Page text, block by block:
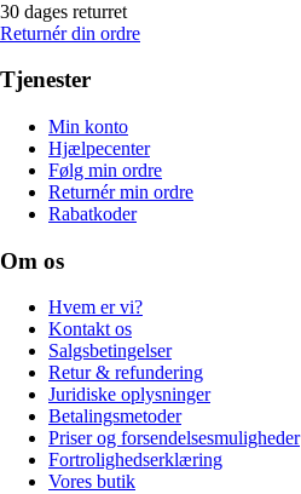
30 dages returret
Returnér din ordre
Tjenester
Min konto
Hjælpecenter
Følg min ordre
Returnér min ordre
Rabatkoder
Om os
Hvem er vi?
Kontakt os
Salgsbetingelser
Retur & refundering
Juridiske oplysninger
Betalingsmetoder
Priser og forsendelsesmuligheder
Fortrolighedserklæring
Vores butik